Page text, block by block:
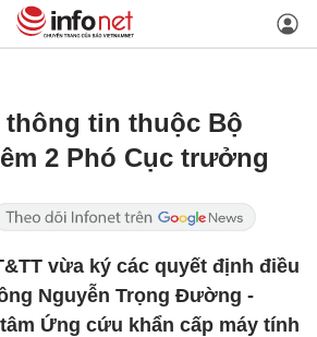
thông tin thuộc Bộ
2 Phó Cục trưởng
vừa ký các quyết định điều
Nguyễn Trọng Đường -
Ứng cứu khẩn cấp máy tính